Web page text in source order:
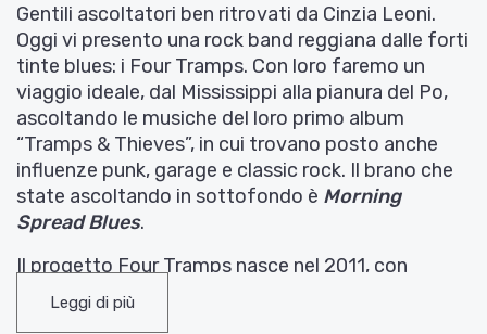
Gentili ascoltatori ben ritrovati da Cinzia Leoni.
Oggi vi presento una rock band reggiana dalle forti
tinte blues: i Four Tramps. Con loro faremo un
viaggio ideale, dal Mississippi alla pianura del Po,
ascoltando le musiche del loro primo album
“Tramps & Thieves”, in cui trovano posto anche
influenze punk, garage e classic rock. Il brano che
state ascoltando in sottofondo è Morning
Spread Blues.
Il progetto Four Tramps nasce nel 2011, con
musicisti che provengono da esperienze diverse
che si traducono in varie sonorità dal classic rock
Leggi di più